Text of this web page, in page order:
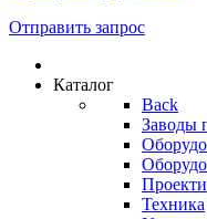
Отправить запрос
Каталог
Back
Заводы
Техника